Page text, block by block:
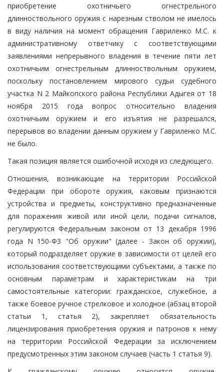
приобретение охотничьего огнестрельного
длинноствольного оружия с нарезным стволом не имелось
в виду наличия на момент обращения Гавриленко М.С. к
административному ответчику с соответствующими
заявлениями непрерывного владения в течение пяти лет
охотничьим огнестрельным длинноствольным оружием,
поскольку постановлением мирового судьи судебного
участка N 2 Майкопского района Республики Адыгея от 18
ноября 2015 года вопрос относительно владения
охотничьим оружием и его изъятия не разрешался,
перерывов во владении данным оружием у Гавриленко М.С.
не было.
Такая позиция является ошибочной исходя из следующего.
Отношения, возникающие на территории Российской
Федерации при обороте оружия, каковым признаются
устройства и предметы, конструктивно предназначенные
для поражения живой или иной цели, подачи сигналов,
регулируются Федеральным законом от 13 декабря 1996
года N 150-ФЗ "Об оружии" (далее - Закон об оружии),
который подразделяет оружие в зависимости от целей его
использования соответствующими субъектами, а также по
основным параметрам и характеристикам на три
самостоятельные категории: гражданское, служебное, а
также боевое ручное стрелковое и холодное (абзац второй
статьи 1, статья 2), закрепляет обязательность
лицензирования приобретения оружия и патронов к нему
на территории Российской Федерации за исключением
предусмотренных этим законом случаев (часть 1 статья 9).